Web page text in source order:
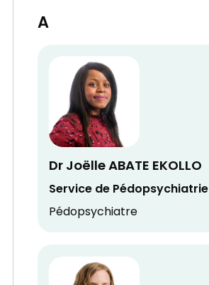
A
Dr Joëlle ABATE EKOLLO
Service de Pédopsychiatrie
Pédopsychiatre